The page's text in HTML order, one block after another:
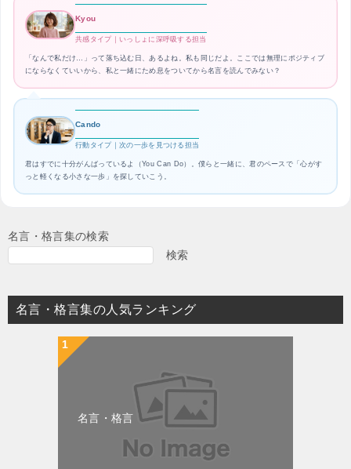
Kyou
共感タイプ｜いっしょに深呼吸する担当
「なんで私だけ…」って落ち込む日、あるよね。私も同じだよ。ここでは無理にポジティブ
にならなくていいから、私と一緒にため息をついてから名言を読んでみない？
Cando
行動タイプ｜次の一歩を見つける担当
君はすでに十分がんばっているよ（You Can Do）。僕らと一緒に、君のペースで「心がす
っと軽くなる小さな一歩」を探していこう。
名言・格言集の検索
検索
名言・格言集の人気ランキング
名言・格言